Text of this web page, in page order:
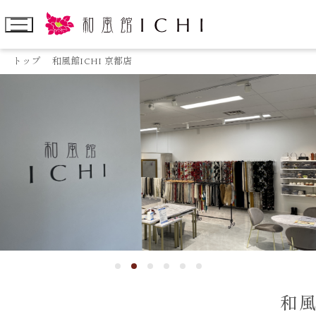
トップ 和風館ICHI 京都店
和